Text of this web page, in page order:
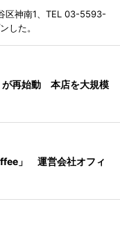
区神南1、TEL 03-5593-
した。
が再始動 本店を大規模
」 運営会社オフィ